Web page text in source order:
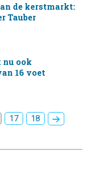
de kerstmarkt:
Tauber
nu ook
16 voet
17 18